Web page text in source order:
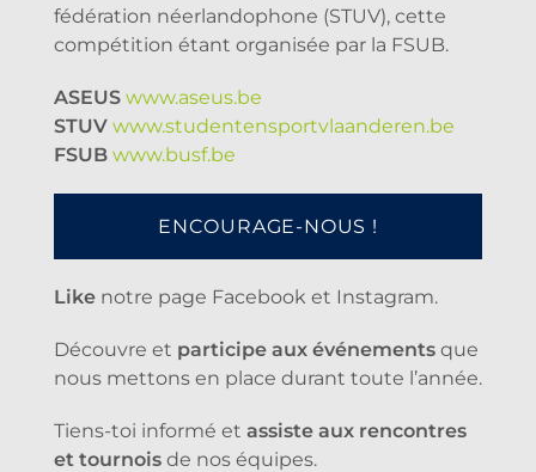
fédération néerlandophone (STUV), cette
compétition étant organisée par la FSUB.
ASEUS www.aseus.be
STUV www.studentensportvlaanderen.be
FSUB www.busf.be
ENCOURAGE-NOUS !
Like notre page Facebook et Instagram.
Découvre et participe aux événements que
nous mettons en place durant toute l’année.
Tiens-toi informé et assiste aux rencontres
et tournois de nos équipes.